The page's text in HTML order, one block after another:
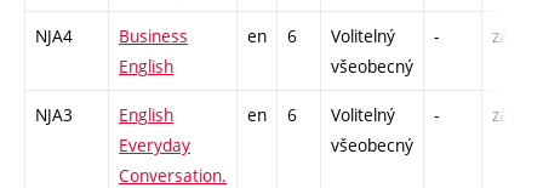
NJA4
Business
English
en 6
Volitelný
všeobecný
- zá,zk
NJA3
English
Everyday
Conversation.
en 6
Volitelný
všeobecný
- zá,zk